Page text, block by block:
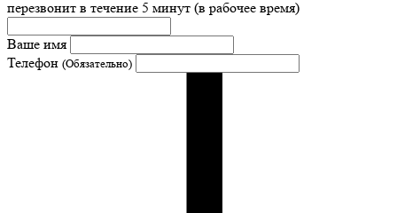
перезвонит в течение 5 минут (в рабочее время)
Ваше имя
Телефон (Обязательно)